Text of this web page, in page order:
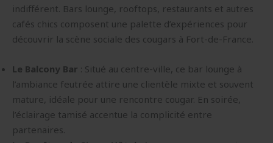
indifférent. Bars lounge, rooftops, restaurants et autres
cafés chics composent une palette d’expériences pour
découvrir la scène sociale des cougars à Fort-de-France.
Le Balcony Bar : Situé au centre-ville, ce bar lounge à
l’ambiance feutrée attire une clientèle mixte et souvent
mature, idéale pour une rencontre cougar. En soirée,
l’éclairage tamisé accentue la complicité entre
partenaires.